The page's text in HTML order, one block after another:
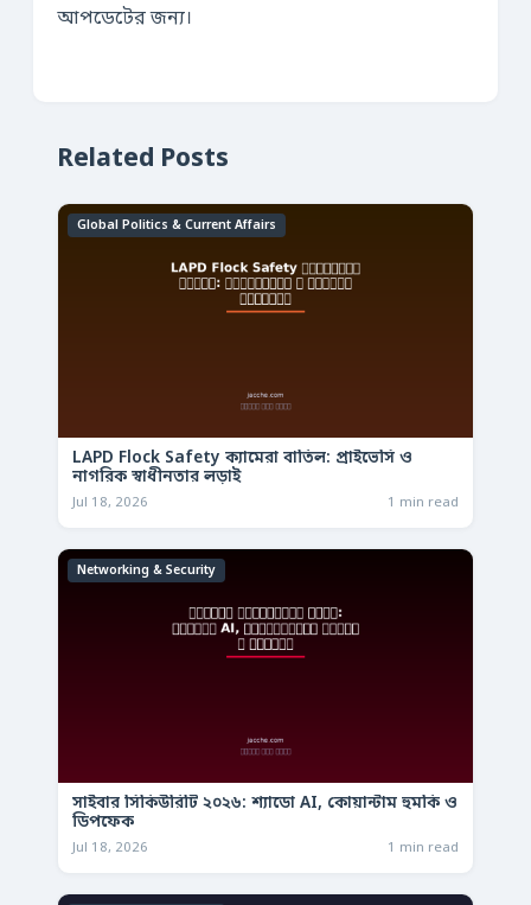
আপডেটের জন্য।
Related Posts
Global Politics & Current Affairs
LAPD Flock Safety ক্যামেরা বাতিল: প্রাইভেসি ও
নাগরিক স্বাধীনতার লড়াই
Jul 18, 2026 1 min read
Networking & Security
সাইবার সিকিউরিটি ২০২৬: শ্যাডো AI, কোয়ান্টাম হুমকি ও
ডিপফেক
Jul 18, 2026 1 min read